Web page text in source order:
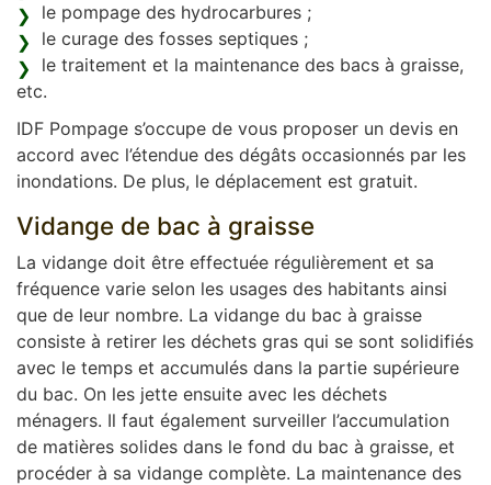
le pompage des hydrocarbures ;
le curage des fosses septiques ;
le traitement et la maintenance des bacs à graisse,
etc.
IDF Pompage s’occupe de vous proposer un devis en
accord avec l’étendue des dégâts occasionnés par les
inondations. De plus, le déplacement est gratuit.
Vidange de bac à graisse
La vidange doit être effectuée régulièrement et sa
fréquence varie selon les usages des habitants ainsi
que de leur nombre. La vidange du bac à graisse
consiste à retirer les déchets gras qui se sont solidifiés
avec le temps et accumulés dans la partie supérieure
du bac. On les jette ensuite avec les déchets
ménagers. Il faut également surveiller l’accumulation
de matières solides dans le fond du bac à graisse, et
procéder à sa vidange complète. La maintenance des